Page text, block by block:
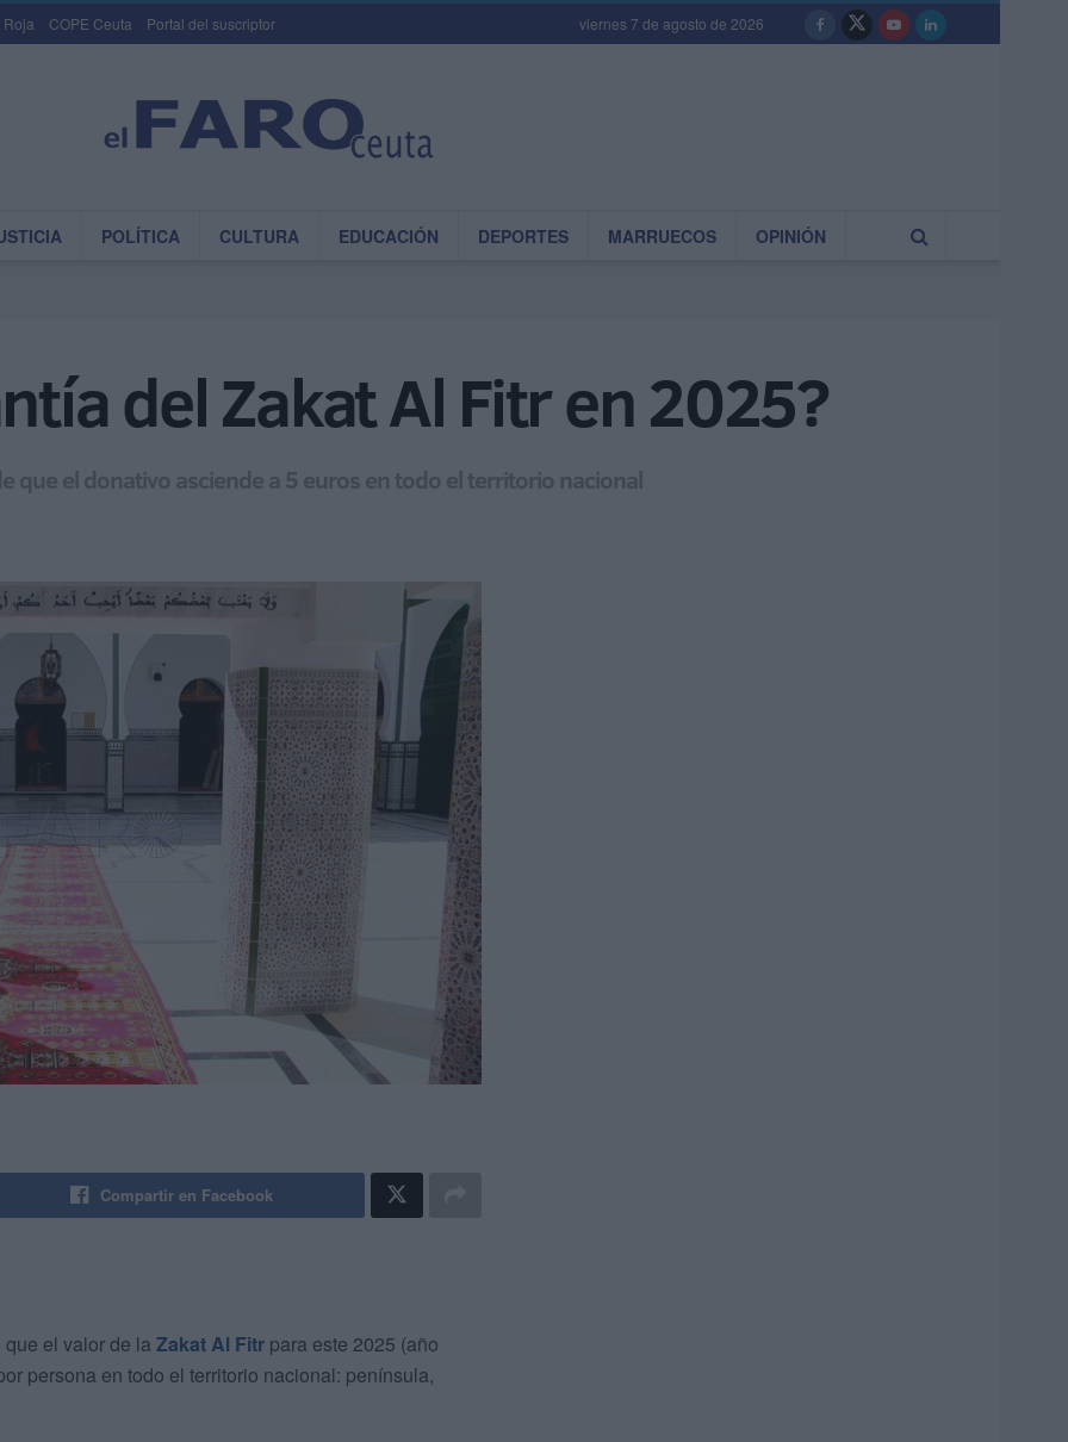
Roja COPE Ceuta Portal del suscriptor viernes 7 de agosto de 2026
POLÍTICA CULTURA EDUCACIÓN DEPORTES MARRUECOS OPINIÓN
del Zakat Al Fitr en 2025?
que el donativo asciende a 5 euros en todo el territorio nacional
Compartir en Facebook
el valor de la Zakat Al Fitr para este 2025 (año
persona en todo el territorio nacional: península,